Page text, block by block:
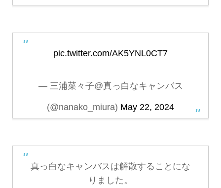
pic.twitter.com/AK5YNL0CT7
— 三浦菜々子@真っ白なキャンバス
(@nanako_miura) May 22, 2024
真っ白なキャンバスは解散することにな
りました。